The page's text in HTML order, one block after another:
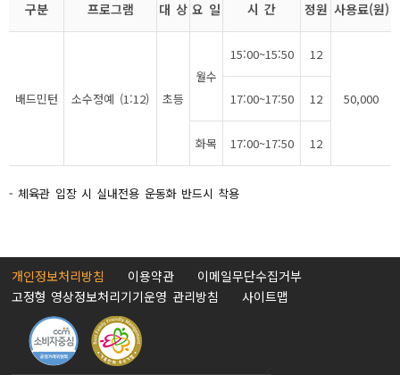
구분 프로그램 대 상 요 일 시 간 정원 사용료(원)
배드민턴 소수정예 (1:12) 초등
월수
15:00~15:50 12
50,000
17:00~17:50 12
화목 17:00~17:50 12
- 체육관 입장 시 실내전용 운동화 반드시 착용
개인정보처리방침 이용약관
이메일무단수집거부
고정형 영상정보처리기기운영 관리방침
사이트맵